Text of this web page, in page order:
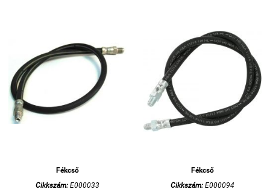
Fékcső
Cikkszám: E000033
Fékcső
Cikkszám: E000094